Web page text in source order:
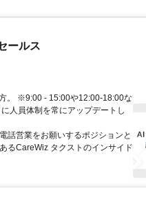
ールス
。 ※9:00 - 15:00や12:00-18:00な
人員体制を常にアップデートし
話営業をお願いするポジションと
るCareWiz タクストのインサイド